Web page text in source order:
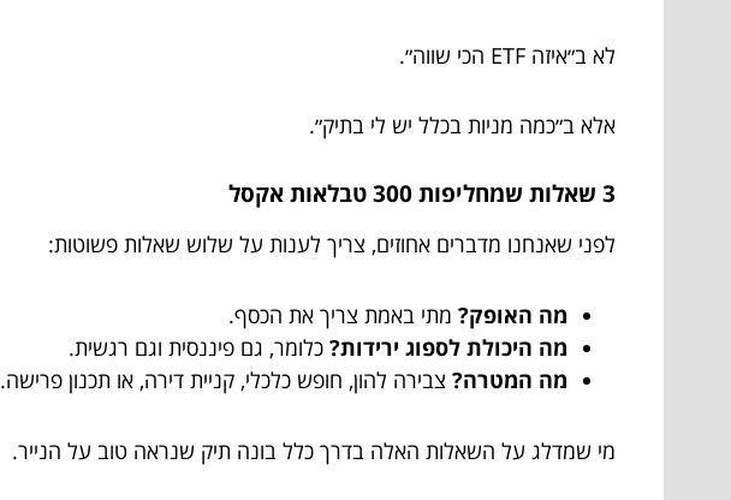
לא ב״איזה ETF הכי שווה״.
אלא ב״כמה מניות בכלל יש לי בתיק״.
3 שאלות שמחליפות 300 טבלאות אקסל
לפני שאנחנו מדברים אחוזים, צריך לענות על שלוש שאלות פשוטות:
מה האופק? מתי באמת צריך את הכסף.
מה היכולת לספוג ירידות? כלומר, גם פיננסית וגם רגשית.
מה המטרה? צבירה להון, חופש כלכלי, קניית דירה, או תכנון פרישה.
מי שמדלג על השאלות האלה בדרך כלל בונה תיק שנראה טוב על הנייר.